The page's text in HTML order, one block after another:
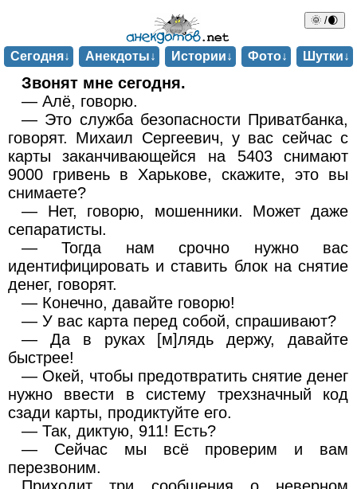
🌞 /🌒
Сегодня↓ Анекдоты↓ Истории↓ Фото↓ Шутки↓
Звонят мне сегодня.
— Алё, говорю.
— Это служба безопасности Приватбанка,
говорят. Михаил Сергеевич, у вас сейчас с
карты заканчивающейся на 5403 снимают
9000 гривень в Харькове, скажите, это вы
снимаете?
— Нет, говорю, мошенники. Может даже
сепаратисты.
— Тогда нам срочно нужно вас
идентифицировать и ставить блок на снятие
денег, говорят.
— Конечно, давайте говорю!
— У вас карта перед собой, спрашивают?
— Да в руках [м]лядь держу, давайте
быстрее!
— Окей, чтобы предотвратить снятие денег
нужно ввести в систему трехзначный код
сзади карты, продиктуйте его.
— Так, диктую, 911! Есть?
— Сейчас мы всё проверим и вам
перезвоним.